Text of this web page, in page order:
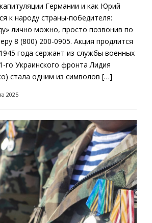
Германии и как Юрий
к народу страны-победителя:
лично можно, просто позвонив по
8 (800) 200-0905. Акция продлится
года сержант из службы военных
го Украинского фронта Лидия
стала одним из символов […]
2025